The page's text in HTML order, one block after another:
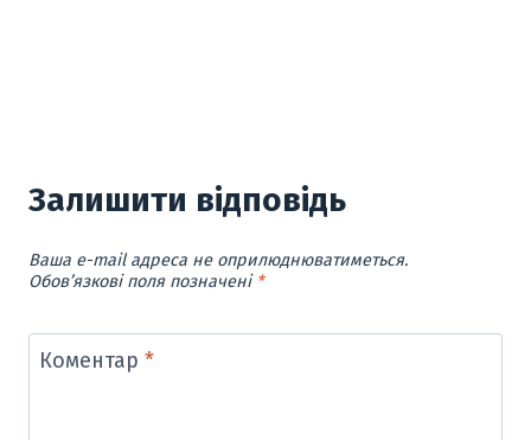
Залишити відповідь
Ваша e-mail адреса не оприлюднюватиметься.
Обов’язкові поля позначені *
Коментар *